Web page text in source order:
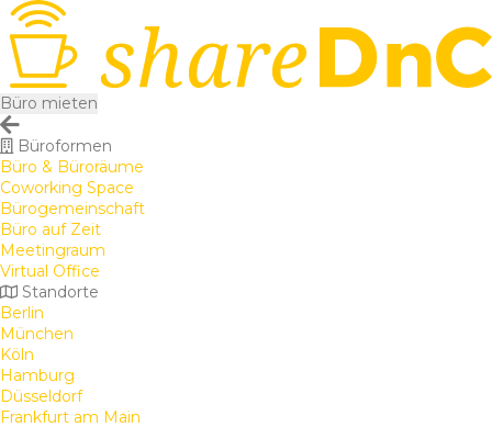
Büro mieten
Büroformen
Büro & Büroräume
Coworking Space
Bürogemeinschaft
Büro auf Zeit
Meetingraum
Virtual Office
Standorte
Berlin
München
Köln
Hamburg
Düsseldorf
Frankfurt am Main